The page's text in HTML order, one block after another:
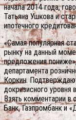
начала 2014 года,
Татьяна Ушкова и
ипотечного
«Самая популярная
рынку на данный
предложения
департамента
Коркин.
докризисного уровня
Взять комментарии в
Банк, Газпромбанк и